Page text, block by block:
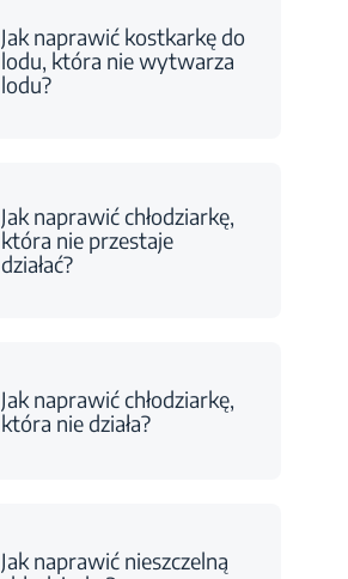
Jak naprawić kostkarkę do
lodu, która nie wytwarza
lodu?
Jak naprawić chłodziarkę,
która nie przestaje
działać?
Jak naprawić chłodziarkę,
która nie działa?
Jak naprawić nieszczelną